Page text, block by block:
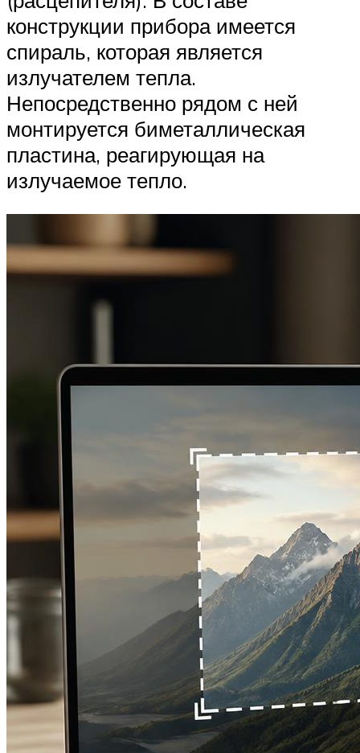
конструкции прибора имеется
спираль, которая является
излучателем тепла.
Непосредственно рядом с ней
монтируется биметаллическая
пластина, реагирующая на
излучаемое тепло.